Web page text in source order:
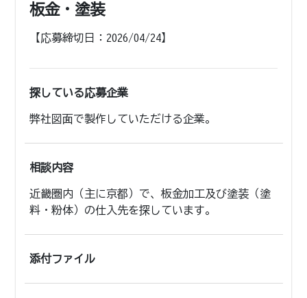
板金・塗装
【応募締切日：2026/04/24】
探している応募企業
弊社図面で製作していただける企業。
相談内容
近畿圏内（主に京都）で、板金加工及び塗装（塗
料・粉体）の仕入先を探しています。
添付ファイル